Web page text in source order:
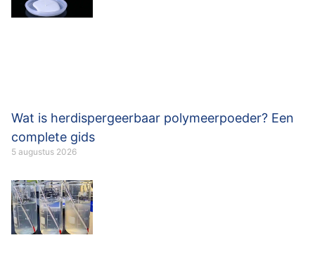
Wat is herdispergeerbaar polymeerpoeder? Een
complete gids
5 augustus 2026